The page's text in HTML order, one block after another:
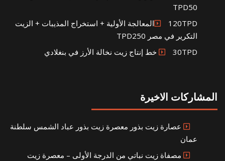
TPD50
120TPDالمعالجة الأولية + استخراج المذيبات + الزيت
التكرير في مصر TPD250
30TPD خط إنتاج زيت نخالة الأرز في بنغلادي
المشاركات الاخيرة
عصارة زيت بذور معصرة زيت بذور عباد الشمس سلطنة
عمان
مصفاة زيت نباتي من الدرجة الأولى – معصرة زيت